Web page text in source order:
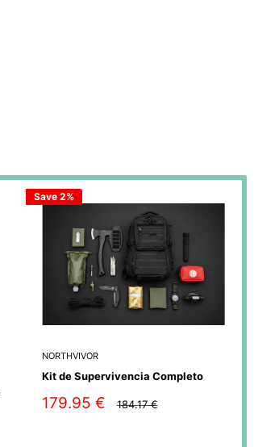
Save 2%
NORTHVIVOR
Kit de Supervivencia Completo
Sale
179.95 €
Regular
184.17 €